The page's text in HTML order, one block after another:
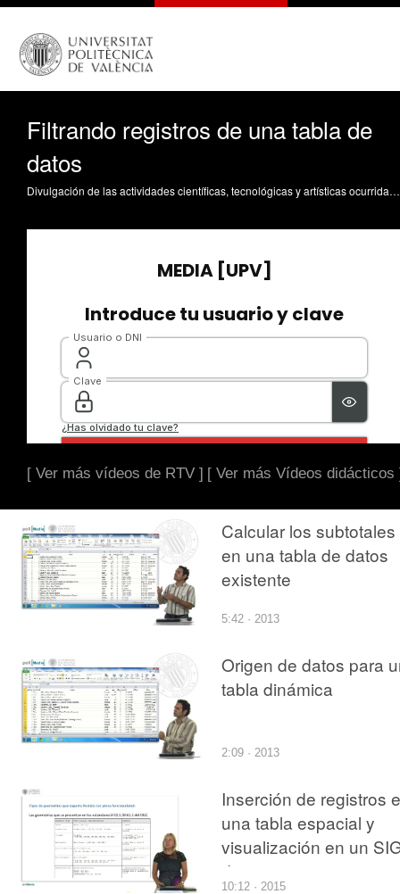
Filtrando registros de una tabla de
datos
Divulgación de las actividades científicas, tecnológicas y artísticas ocurridas en los tres campus de la UPV
[ Ver más vídeos de RTV ] [ Ver más Vídeos didácticos
Calcular los subtotales
en una tabla de datos
existente
5:42 · 2013
Origen de datos para
tabla dinámica
2:09 · 2013
Inserción de registros
una tabla espacial y
visualización en un
de escritorio
10:12 · 2015